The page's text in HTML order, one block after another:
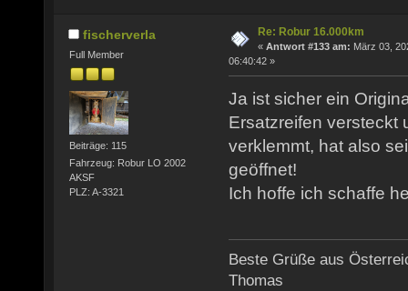
fischerverla
Full Member
Beiträge: 115
Fahrzeug: Robur LO 2002
AKSF
PLZ: A-3321
Re: Robur 16.000km
« Antwort #133 am: März 03,
06:40:42 »
Ja ist sicher ein
Ersatzreifen versteckt
verklemmt, hat also
geöffnet!
Ich hoffe ich schaffe
Beste Grüße aus
Thomas